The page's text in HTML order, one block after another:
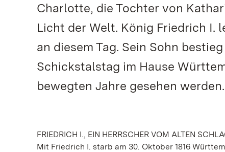
Charlotte, die Tochter von
Licht der Welt. König Friedrich I.
an diesem Tag. Sein Sohn
Schickstalstag im Hause
bewegten Jahre gesehen werden.
FRIEDRICH I., EIN HERRSCHER VOM ALTEN
Mit Friedrich I. starb am 30. Oktober 1816